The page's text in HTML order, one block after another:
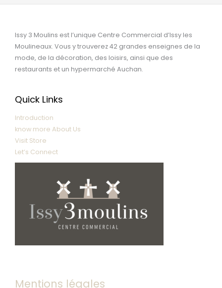
Issy 3 Moulins est l’unique Centre Commercial d’Issy les
Moulineaux. Vous y trouverez 42 grandes enseignes de la
mode, de la décoration, des loisirs, ainsi que des
restaurants et un hypermarché Auchan.
Quick Links
Introduction
know more About Us
Visit Store
Let’s Connect
Mentions légales